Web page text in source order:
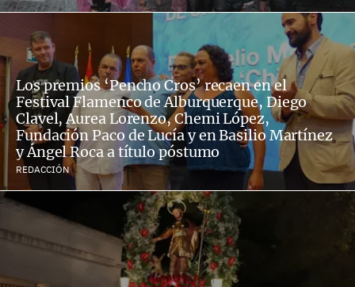
Los premios ‘Pencho Cros’ recaen en el
Festival Flamenco de Alburquerque, Diego
Clavel, Aurea Lorenzo, Chemi López,
Fundación Paco de Lucía y en Basilio Martínez
y Ángel Roca a título póstumo
REDACCIÓN